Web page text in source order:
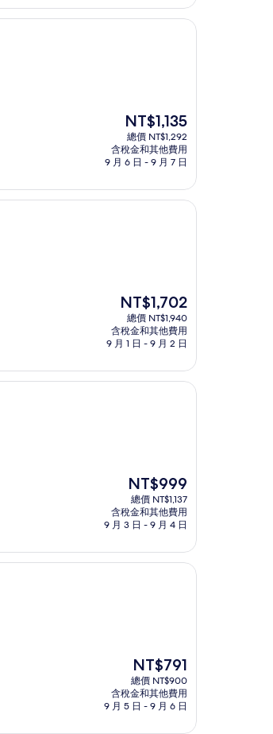
NT$6,379
現
在
價
格
NT$1,135
NT$1,135
總價 NT$1,292
含稅金和其他費用
9 月 6 日 - 9 月 7 日
現
在
價
格
NT$1,702
NT$1,702
總價 NT$1,940
含稅金和其他費用
9 月 1 日 - 9 月 2 日
現
在
價
格
NT$999
NT$999
總價 NT$1,137
含稅金和其他費用
9 月 3 日 - 9 月 4 日
現
在
價
格
NT$791
總價 NT$900
含稅金和其他費用
9 月 5 日 - 9 月 6 日